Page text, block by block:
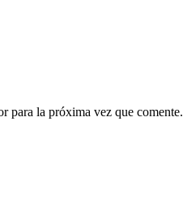
para la próxima vez que comente.